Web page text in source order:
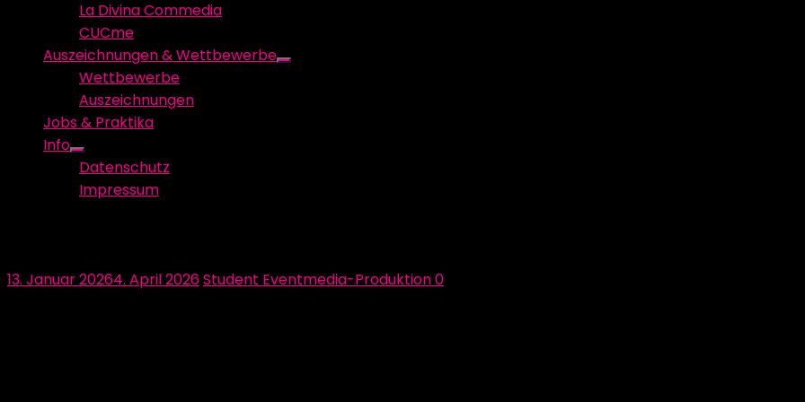
La Divina Commedia
CUCme
Auszeichnungen & Wettbewerbe
Show
Wettbewerbe
Auszeichnungen
Jobs & Praktika
Info
Show
sub
menu
Datenschutz
Impressum
Posted
13. Januar 20264. April 2026Author
Student Eventmedia-Produktion0